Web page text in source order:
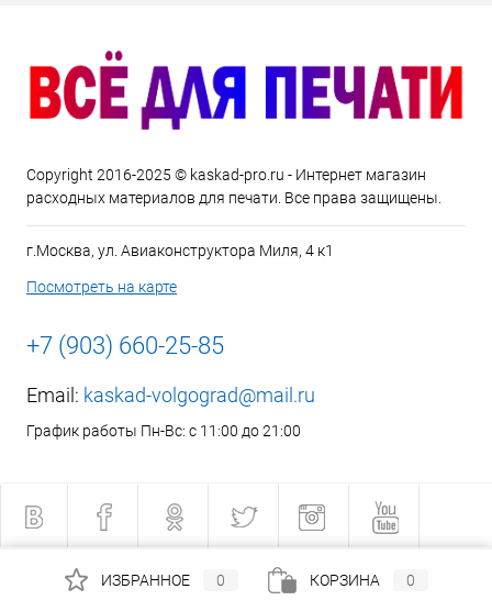
Copyright 2016-2025 © kaskad-pro.ru - Интернет магазин
расходных материалов для печати. Все права защищены.
г.Москва, ул. Авиаконструктора Миля, 4 к1
Посмотреть на карте
+7 (903) 660-25-85
Email: kaskad-volgograd@mail.ru
График работы Пн-Вс: с 11:00 до 21:00
ИЗБРАННОЕ 0 КОРЗИНА 0